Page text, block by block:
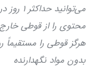
هرگز قوطی را
بدون مواد نگهدارنده